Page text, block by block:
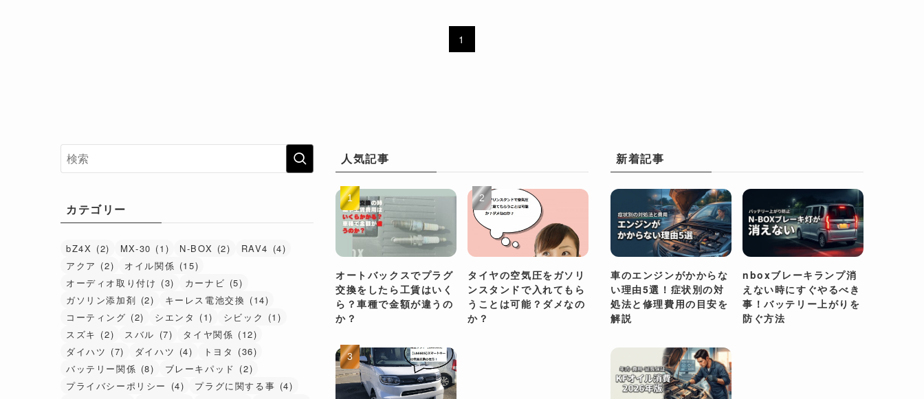
1
カテゴリー
bZ4X (2) MX-30 (1) N-BOX (2) RAV4 (4)
アクア (2) オイル関係 (15)
オーディオ取り付け (3) カーナビ (5)
ガソリン添加剤 (2) キーレス電池交換 (14)
コーティング (2) シエンタ (1) シビック (1)
スズキ (2) スバル (7) タイヤ関係 (12)
ダイハツ (7) ダイハツ (4) トヨタ (36)
バッテリー関係 (8) ブレーキパッド (2)
プライバシーポリシー (4) プラグに関する事 (4)
人気記事
オートバックスでプラグ
交換をしたら工賃はいく
ら？車種で金額が違うの
か？
タイヤの空気圧をガソリ
ンスタンドで入れてもら
うことは可能？ダメなの
か？
新着記事
車のエンジンがかからな
い理由5選！症状別の対
処法と修理費用の目安を
解説
nboxブレーキランプ消
えない時にすぐやるべき
事！バッテリー上がりを
防ぐ方法